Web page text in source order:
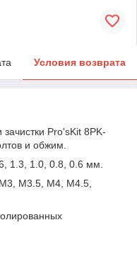
Условия возврата
Pro'sKit 8PK-
и обжим.
1.3, 1.0, 0.8, 0.6 мм.
M3.5, M4, M4.5,